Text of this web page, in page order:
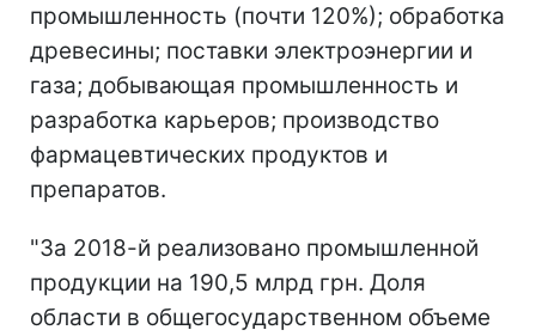
промышленность (почти 120%); обработка
древесины; поставки электроэнергии и
газа; добывающая промышленность и
разработка карьеров; производство
фармацевтических продуктов и
препаратов.
"За 2018-й реализовано промышленной
продукции на 190,5 млрд грн. Доля
области в общегосударственном объеме